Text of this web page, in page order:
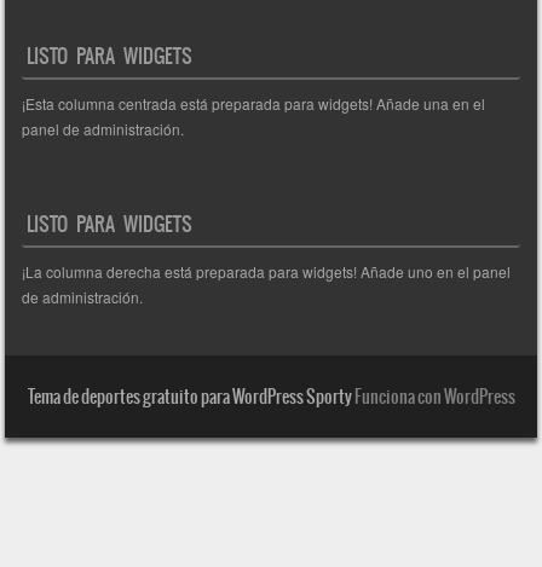
LISTO PARA WIDGETS
¡Esta columna centrada está preparada para widgets! Añade una en el
panel de administración.
LISTO PARA WIDGETS
¡La columna derecha está preparada para widgets! Añade uno en el panel
de administración.
Tema de deportes gratuito para WordPress SportyFunciona con WordPress